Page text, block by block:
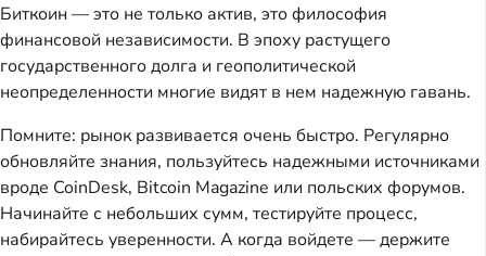
Биткоин — это не только актив, это философия
финансовой независимости. В эпоху растущего
государственного долга и геополитической
неопределенности многие видят в нем надежную гавань.
Помните: рынок развивается очень быстро. Регулярно
обновляйте знания, пользуйтесь надежными источниками
вроде CoinDesk, Bitcoin Magazine или польских форумов.
Начинайте с небольших сумм, тестируйте процесс,
набирайтесь уверенности. А когда войдете — держите